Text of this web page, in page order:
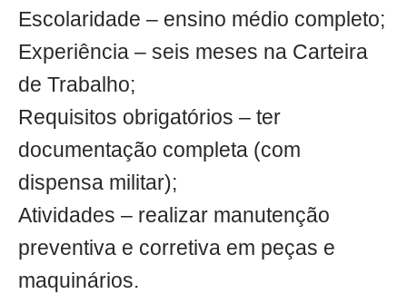
Escolaridade – ensino médio completo;
Experiência – seis meses na Carteira
de Trabalho;
Requisitos obrigatórios – ter
documentação completa (com
dispensa militar);
Atividades – realizar manutenção
preventiva e corretiva em peças e
maquinários.